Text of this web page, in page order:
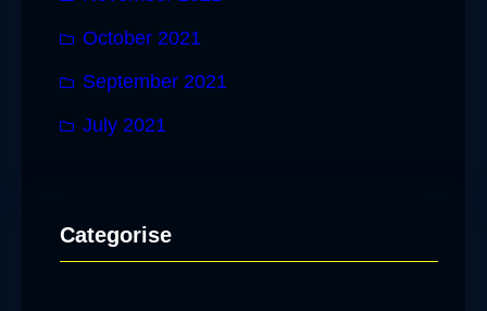
October 2021
September 2021
July 2021
Categorise